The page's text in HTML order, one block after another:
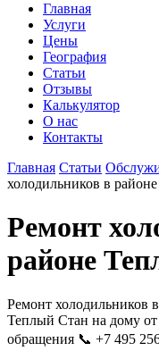
Главная
Услуги
Цены
География
Статьи
Отзывы
Калькулятор
О нас
Контакты
Главная Статьи
холодильников в
Ремонт
районе
Ремонт холодильников
Теплый Стан на дому от
обращения 📞 +7 495